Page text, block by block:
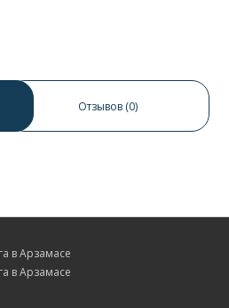
Написать отзыв
Отзывов (0)